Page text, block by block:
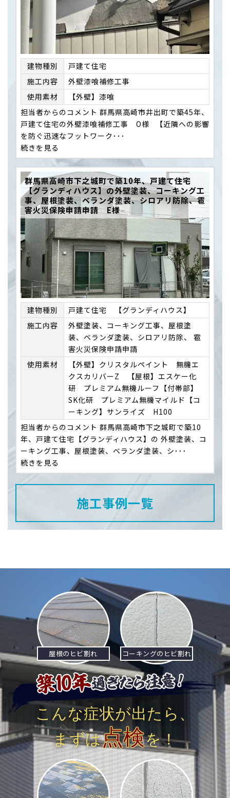
建物種別
戸建て住宅
施⼯内容
外壁漆喰補修工事
使用素材
【外壁】漆喰
担当者からのコメント 群馬県高崎市井出町で築45年、
戸建て住宅の外壁漆喰補修工事 O様 【近隣への影響
を防ぐ迅速なフットワーク･･･
続きを見る
群馬県高崎市下之城町で築10年、戸建て住宅
【グランディハウス】の外壁塗装、コーキング工
事、屋根塗装、ベランダ塗装、シロアリ防除、雹
害火災保険申請申請 E様
建物種別
戸建て住宅 【グランディハウス】
施⼯内容
外壁塗装、コーキング工事、屋根塗
装、ベランダ塗装、シロアリ防除、 雹
害火災保険申請申請
使用素材
【外壁】クリスタルペイント 無機エ
クスカリバーZ 【屋根】エスケー化
研 プレミアム無機ルーフ【付帯部】
SK化研 プレミアム無機マイルド【コ
ーキング】サンライズ H100
担当者からのコメント 群馬県高崎市下之城町で築10
年、戸建て住宅【グランディハウス】の 外壁塗装、コ
ーキング工事、屋根塗装、ベランダ塗装、シ･･･
続きを見る
施工事例一覧
屋根のヒビ割れ コーキングのヒビ割れ
こんな症状が出たら、
まずは点検を！